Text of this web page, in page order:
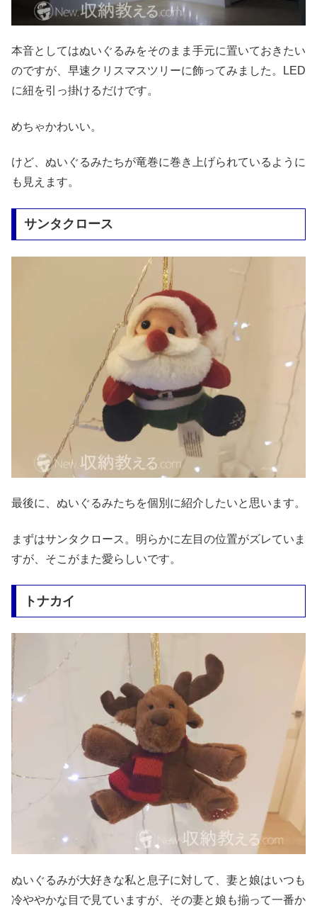
本音としてはぬいぐるみをそのまま手元に置いておきたい
のですが、早速クリスマスツリーに飾ってみました。LED
に紐を引っ掛けるだけです。
めちゃかわいい。
けど、ぬいぐるみたちが竜巻に巻き上げられているように
も見えます。
サンタクロース
最後に、ぬいぐるみたちを個別に紹介したいと思います。
まずはサンタクロース。明らかに左目の位置がズレていま
すが、そこがまた愛らしいです。
トナカイ
ぬいぐるみが大好きな私と息子に対して、妻と娘はいつも
冷ややかな目で見ていますが、その妻と娘も揃って一番か